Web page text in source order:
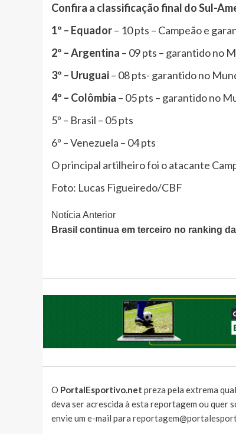
Confira a classificação final do Sul-
1º – Equador– 10 pts – Campeão e
2º – Argentina – 09 pts – garantido no
3º – Uruguai– 08 pts- garantido no
4º – Colômbia – 05 pts – garantido no
5º – Brasil – 05 pts
6º – Venezuela – 04 pts
O principal artilheiro foi o atacante
Foto: Lucas Figueiredo/CBF
Continue
Lendo
Notícia Anterior
Brasil continua em terceiro no ranking
O PortalEsportivo.net preza pela extrema
deva ser acrescida à esta reportagem ou quer
envie um e-mail para